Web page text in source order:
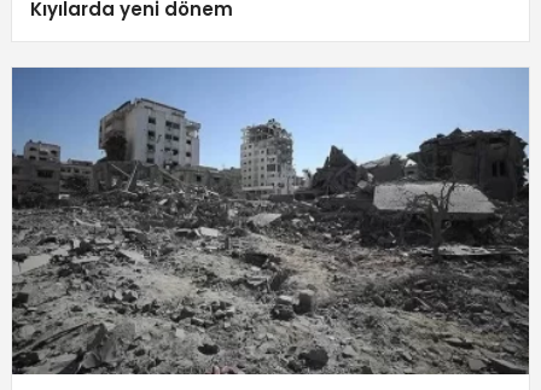
Kıyılarda yeni dönem